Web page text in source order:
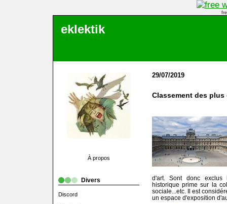
eklektik
À propos
Divers
Discord
29/07/2019
Classement des plus
d'art. Sont donc exclus
historique prime sur la
sociale...etc. Il est
un espace d'exposition